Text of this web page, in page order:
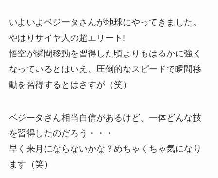
いよいよベジータさんが地球にやってきました。
やはりサイヤ人の超エリート!
悟空が瞬間移動を習得した頃よりもはるかに強く
なっているとはいえ、圧倒的なスピードで瞬間移
動を習得するとはさすが（笑）
ベジータさん相当自信があるけど、一体どんな技
を習得したのだろう・・・
早く来月にならないかな？めちゃくちゃ気になり
ます（笑）